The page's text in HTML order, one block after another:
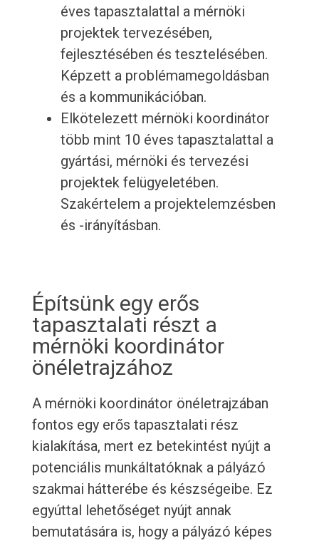
éves tapasztalattal a mérnöki
projektek tervezésében,
fejlesztésében és tesztelésében.
Képzett a problémamegoldásban
és a kommunikációban.
Elkötelezett mérnöki koordinátor
több mint 10 éves tapasztalattal a
gyártási, mérnöki és tervezési
projektek felügyeletében.
Szakértelem a projektelemzésben
és -irányításban.
Építsünk egy erős
tapasztalati részt a
mérnöki koordinátor
önéletrajzához
A mérnöki koordinátor önéletrajzában
fontos egy erős tapasztalati rész
kialakítása, mert ez betekintést nyújt a
potenciális munkáltatóknak a pályázó
szakmai hátterébe és készségeibe. Ez
egyúttal lehetőséget nyújt annak
bemutatására is, hogy a pályázó képes